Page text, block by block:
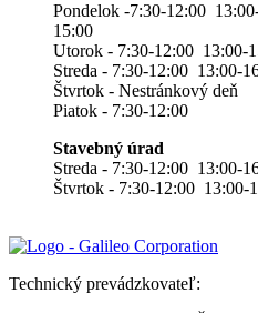
Pondelok -7:30-12:00
15:00
Utorok - 7:30-12:00 13:00-
Streda - 7:30-12:00 13:00-
Štvrtok - Nestránkový deň
Piatok - 7:30-12:00
Stavebný úrad
Streda - 7:30-12:00 13:00-
Štvrtok - 7:30-12:00 13:00-
Technický prevádzkovateľ: